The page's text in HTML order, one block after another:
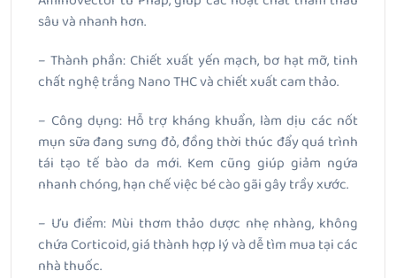
sâu và nhanh hơn.
– Thành phần: Chiết xuất yến mạch, bơ hạt mỡ, tinh
chất nghệ trắng Nano THC và chiết xuất cam thảo.
– Công dụng: Hỗ trợ kháng khuẩn, làm dịu các nốt
mụn sữa đang sưng đỏ, đồng thời thúc đẩy quá trình
tái tạo tế bào da mới. Kem cũng giúp giảm ngứa
nhanh chóng, hạn chế việc bé cào gãi gây trầy xước.
– Ưu điểm: Mùi thơm thảo dược nhẹ nhàng, không
chứa Corticoid, giá thành hợp lý và dễ tìm mua tại các
nhà thuốc.